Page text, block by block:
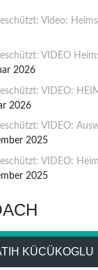
Video:
VIDEO
2026
VIDEO:
2026
VIDEO:
2025
VIDEO:
2025
KÜCÜKOGLU